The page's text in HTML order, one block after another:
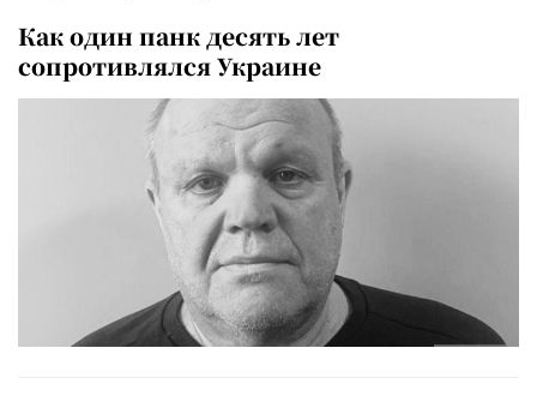
Как один панк десять лет
сопротивлялся Украине